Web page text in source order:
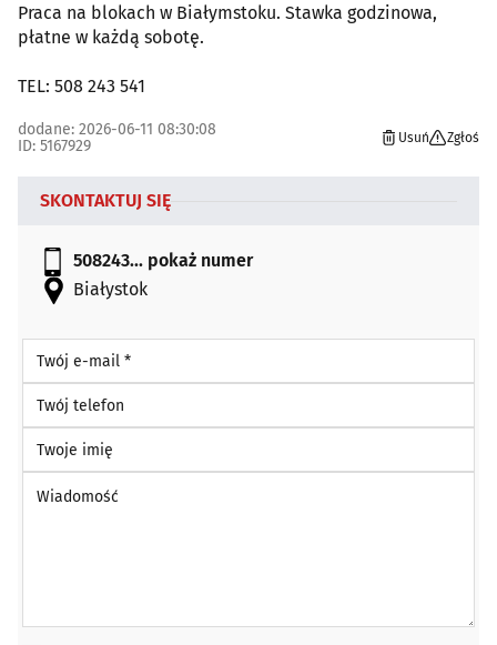
Praca na blokach w Białymstoku. Stawka godzinowa,
płatne w każdą sobotę.
TEL: 508 243 541
dodane: 2026-06-11 08:30:08
ID: 5167929
Usuń Zgłoś
SKONTAKTUJ SIĘ
508243... pokaż numer
Białystok